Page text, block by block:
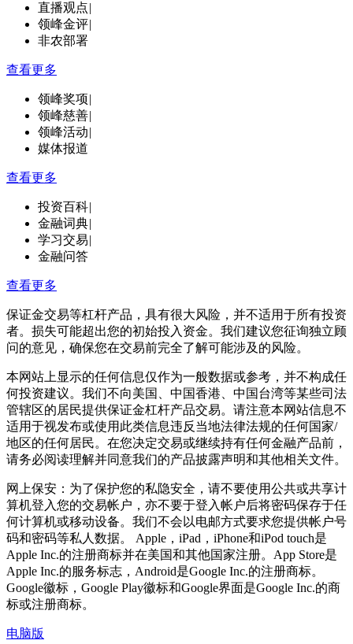
直播观点|
领峰金评|
非农部署
查看更多
领峰奖项|
领峰慈善|
领峰活动|
媒体报道
查看更多
投资百科|
金融词典|
学习交易|
金融问答
查看更多
保证金交易等杠杆产品，具有很大风险，并不适用于所有投资
者。损失可能超出您的初始投入资金。我们建议您征询独立顾
问的意见，确保您在交易前完全了解可能涉及的风险。
本网站上显示的任何信息仅作为一般数据或参考，并不构成任
何投资建议。我们不向美国、中国香港、中国台湾等某些司法
管辖区的居民提供保证金杠杆产品交易。请注意本网站信息不
适用于视发布或使用此类信息违反当地法律法规的任何国家/
地区的任何居民。在您决定交易或继续持有任何金融产品前，
请务必阅读理解并同意我们的产品披露声明和其他相关文件。
网上保安：为了保护您的私隐安全，请不要使用公共或共享计
算机登入您的交易帐户，亦不要于登入帐户后将密码保存于任
何计算机或移动设备。我们不会以电邮方式要求您提供帐户号
码和密码等私人数据。 Apple，iPad，iPhone和iPod touch是
Apple Inc.的注册商标并在美国和其他国家注册。App Store是
Apple Inc.的服务标志，Android是Google Inc.的注册商标。
Google徽标，Google Play徽标和Google界面是Google Inc.的商
标或注册商标。
电脑版